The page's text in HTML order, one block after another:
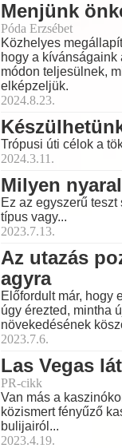
Menjünk
Póda Erzsébet
Közhelyes
hogy a
módon teljesülnek,
elképzeljük.
2024.8.23.
Trópusi úti célok a
2024.3.11.
Milyen
Ez az egyszerű
típus vagy...
2023.7.13.
Az utazás
agyra
Előfordult már, hogy
úgy érezted, mintha
növekedésének
2023.7.6.
Las Vegas
PR-cikk
Van más a
közismert fényűző
bulijairól...
2023.4.19.